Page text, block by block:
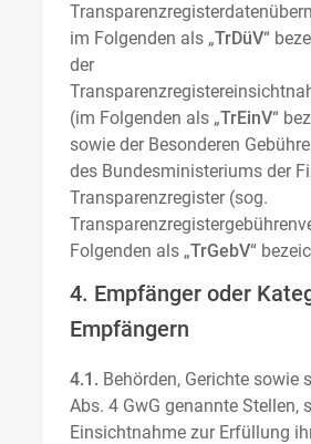
im Folgenden als „TrDüV“
der
(im Folgenden als „TrEinV“
sowie der Besonderen
des Bundesministeriums der
Transparenzregister (sog.
Folgenden als „TrGebV“
4. Empfänger oder
Empfängern
4.1. Behörden, Gerichte sowie
Abs. 4 GwG genannte Stellen,
Einsichtnahme zur Erfüllung